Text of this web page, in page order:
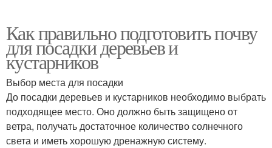
Как правильно подготовить почву
для посадки деревьев и
кустарников
Выбор места для посадки
До посадки деревьев и кустарников необходимо выбрать
подходящее место. Оно должно быть защищено от
ветра, получать достаточное количество солнечного
света и иметь хорошую дренажную систему.